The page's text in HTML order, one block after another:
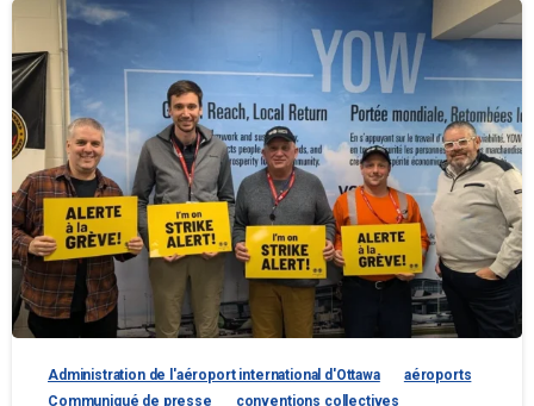
Administration de l'aéroport international d'Ottawa
aéroports
Communiqué de presse
conventions collectives